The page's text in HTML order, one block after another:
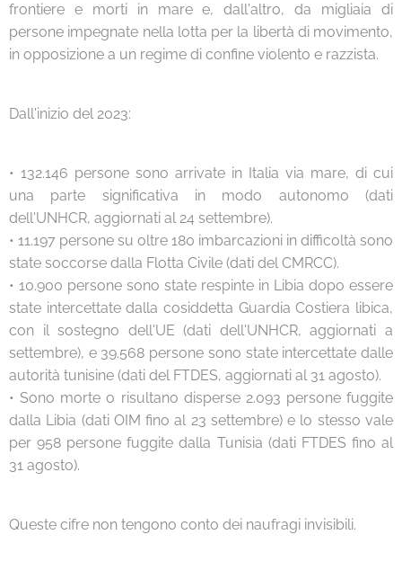
frontiere e morti in mare e, dall'altro, da migliaia di
persone impegnate nella lotta per la libertà di movimento,
in opposizione a un regime di confine violento e razzista.
Dall'inizio del 2023:
• 132.146 persone sono arrivate in Italia via mare, di cui
una parte significativa in modo autonomo (dati
dell'UNHCR, aggiornati al 24 settembre).
• 11.197 persone su oltre 180 imbarcazioni in difficoltà sono
state soccorse dalla Flotta Civile (dati del CMRCC).
• 10.900 persone sono state respinte in Libia dopo essere
state intercettate dalla cosiddetta Guardia Costiera libica,
con il sostegno dell'UE (dati dell'UNHCR, aggiornati a
settembre), e 39.568 persone sono state intercettate dalle
autorità tunisine (dati del FTDES, aggiornati al 31 agosto).
• Sono morte o risultano disperse 2.093 persone fuggite
dalla Libia (dati OIM fino al 23 settembre) e lo stesso vale
per 958 persone fuggite dalla Tunisia (dati FTDES fino al
31 agosto).
Queste cifre non tengono conto dei naufragi invisibili.